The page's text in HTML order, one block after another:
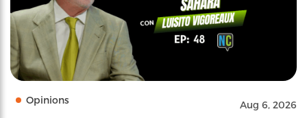
Opinions Aug 6, 2026